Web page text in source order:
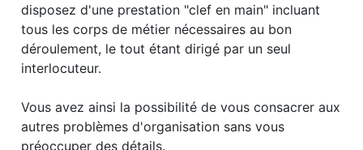
disposez d'une prestation "clef en main" incluant
tous les corps de métier nécessaires au bon
déroulement, le tout étant dirigé par un seul
interlocuteur.
Vous avez ainsi la possibilité de vous consacrer aux
autres problèmes d'organisation sans vous
préoccuper des détails.